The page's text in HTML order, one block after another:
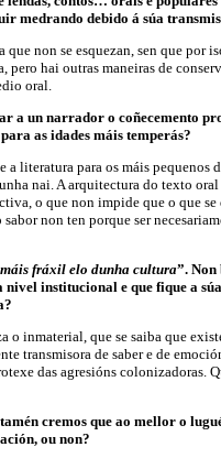
medrando debido á súa
que non se esquezan, sen que por
hai outras maneiras de
oral.
a un narrador o coñecemento
as idades máis temperás?
literatura para os máis pequenos
nai. A arquitectura do texto oral
o que non impide que o que se
non ten porque ser
fráxil elo dunha cultura”. Non
institucional e que fique a
o inmaterial, que se saiba que
transmisora de saber e de
das agresións colonizadoras.
cremos que ao mellor o
ou non?